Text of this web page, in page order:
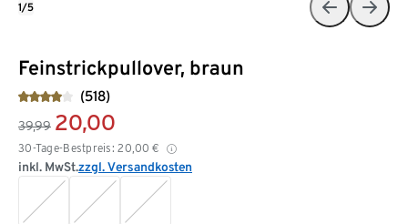
Feinstrickpullover, braun
(518)
39,99 20,00
30-Tage-Bestpreis: 20,00 €
inkl. MwSt.zzgl. Versandkosten
1/5